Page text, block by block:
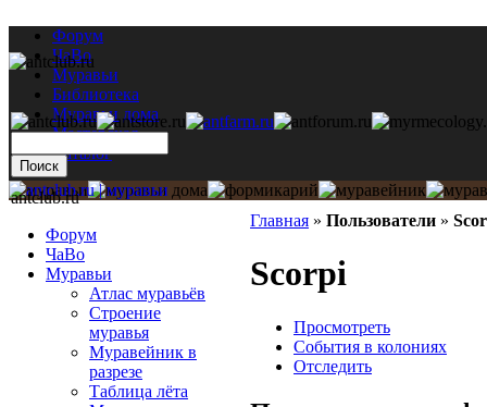
Форум
ЧаВо
Муравьи
Библиотека
Муравьи дома
Мастерская
Каталог
Главная » Пользователи »
Scorpi
Просмотреть
События в колониях
Отследить
antclub.ru
Форум
ЧаВо
Муравьи
Атлас муравьёв
Строение
муравья
Муравейник в
разрезе
Таблица лёта